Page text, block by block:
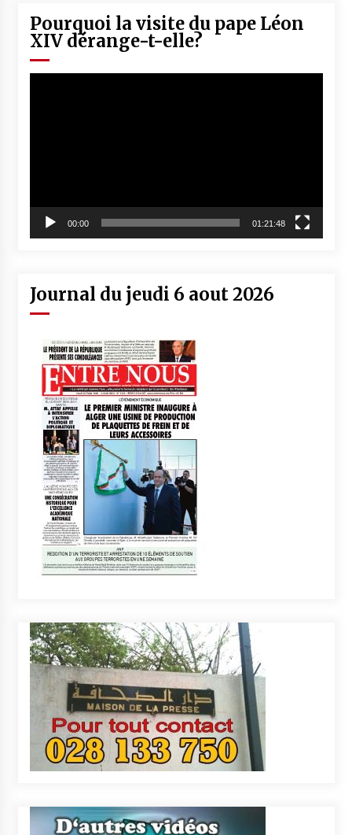
Pourquoi la visite du pape Léon
XIV dérange-t-elle?
00:00 01:21:48
Journal du jeudi 6 aout 2026